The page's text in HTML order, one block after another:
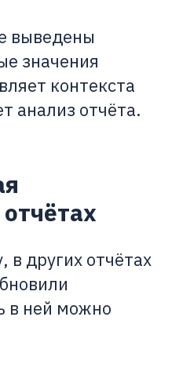
выведены
значения
контекста
анализ отчёта.
в других отчётах
в ней можно